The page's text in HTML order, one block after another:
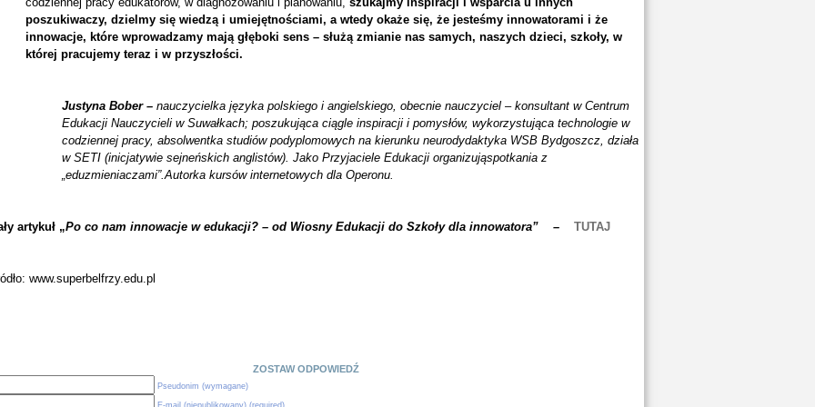
poszukiwaczy, dzielmy się wiedzą i umiejętnościami, a wtedy okaże się, że jesteśmy innowatorami i że
innowacje, które wprowadzamy mają głęboki sens – służą zmianie nas samych, naszych dzieci, szkoły, w
której pracujemy teraz i w przyszłości.
Justyna Bober –nauczycielka języka polskiego i angielskiego, obecnie nauczyciel – konsultant w Centrum
Edukacji Nauczycieli w Suwałkach; poszukująca ciągle inspiracji i pomysłów, wykorzystująca technologie w
codziennej pracy, absolwentka studiów podyplomowych na kierunku neurodydaktyka WSB Bydgoszcz, działa
w SETI (inicjatywie sejneńskich anglistów). Jako Przyjaciele Edukacji organizująspotkania z
„eduzmieniaczami”.Autorka kursów internetowych dla Operonu.
artykuł „Po co nam innowacje w edukacji? – od Wiosny Edukacji do Szkoły dla innowatora” – TUTAJ
www.superbelfrzy.edu.pl
ZOSTAW ODPOWIEDŹ
Pseudonim (wymagane)
E-mail (niepublikowany) (required)